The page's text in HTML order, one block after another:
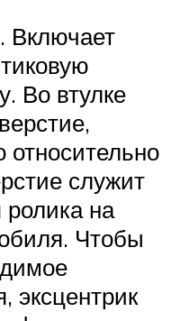
Включает
Во втулке
относительно
служит
ролика на
Чтобы
эксцентрик